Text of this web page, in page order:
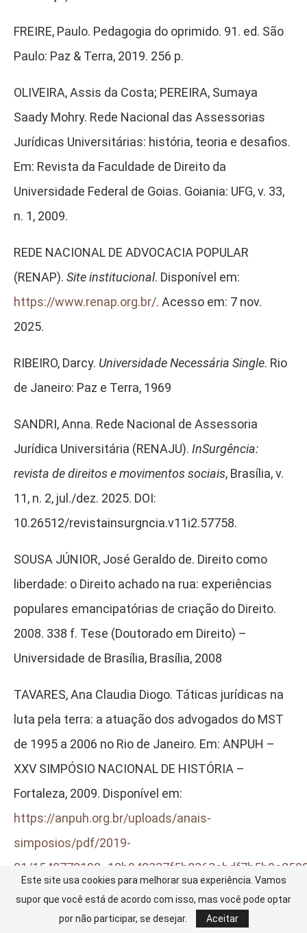
FREIRE, Paulo. Pedagogia do oprimido. 91. ed. São
Paulo: Paz & Terra, 2019. 256 p.
OLIVEIRA, Assis da Costa; PEREIRA, Sumaya
Saady Mohry. Rede Nacional das Assessorias
Jurídicas Universitárias: história, teoria e desafios.
Em: Revista da Faculdade de Direito da
Universidade Federal de Goias. Goiania: UFG, v. 33,
n. 1, 2009.
REDE NACIONAL DE ADVOCACIA POPULAR
(RENAP). Site institucional. Disponível em:
https://www.renap.org.br/. Acesso em: 7 nov.
2025.
RIBEIRO, Darcy. Universidade Necessária Single. Rio
de Janeiro: Paz e Terra, 1969
SANDRI, Anna. Rede Nacional de Assessoria
Jurídica Universitária (RENAJU). InSurgência:
revista de direitos e movimentos sociais, Brasília, v.
11, n. 2, jul./dez. 2025. DOI:
10.26512/revistainsurgncia.v11i2.57758.
SOUSA JÚNIOR, José Geraldo de. Direito como
liberdade: o Direito achado na rua: experiências
populares emancipatórias de criação do Direito.
2008. 338 f. Tese (Doutorado em Direito) –
Universidade de Brasília, Brasília, 2008
TAVARES, Ana Claudia Diogo. Táticas jurídicas na
luta pela terra: a atuação dos advogados do MST
de 1995 a 2006 no Rio de Janeiro. Em: ANPUH –
XXV SIMPÓSIO NACIONAL DE HISTÓRIA –
Fortaleza, 2009. Disponível em:
https://anpuh.org.br/uploads/anais-
simposios/pdf/2019-
01/
Acesso em: 07 de novembro de 2025.
Este site usa cookies para melhorar sua experiência. Vamos
supor que você está de acordo com isso, mas você pode optar
por não participar, se desejar.
Aceitar